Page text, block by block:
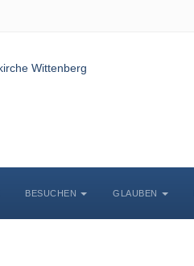
BESUCHEN GLAUBEN